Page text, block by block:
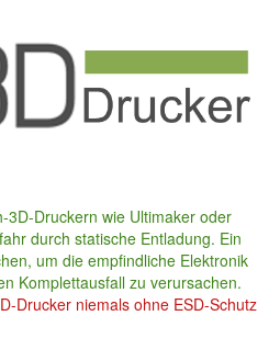
3D-Druckern wie Ultimaker oder
durch statische Entladung. Ein
um die empfindliche Elektronik
Komplettausfall zu verursachen.
Drucker niemals ohne ESD-Schutz